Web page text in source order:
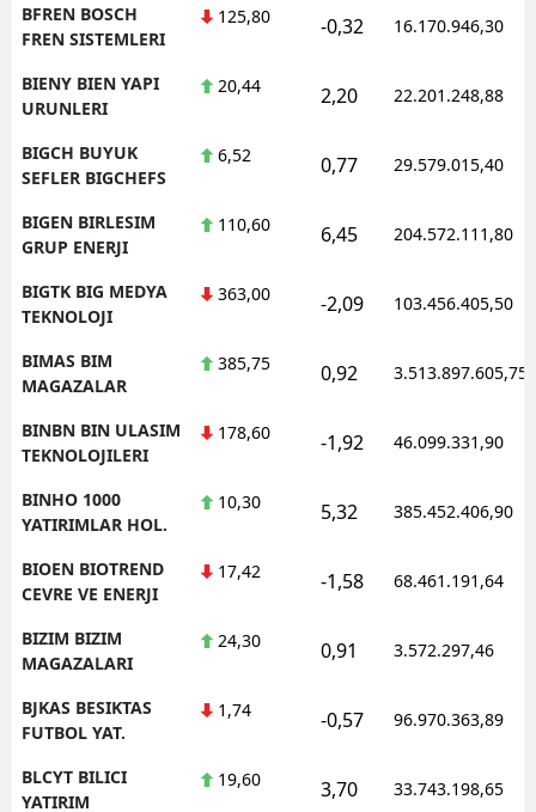
BFREN BOSCH
FREN SISTEMLERI
125,80 -0,32 16.170.946,30
BIENY BIEN YAPI
URUNLERI
20,44 2,20 22.201.248,88
BIGCH BUYUK
SEFLER BIGCHEFS
6,52 0,77 29.579.015,40
BIGEN BIRLESIM
GRUP ENERJI
110,60 6,45 204.572.111,80
BIGTK BIG MEDYA
TEKNOLOJI
363,00 -2,09 103.456.405,50
BIMAS BIM
MAGAZALAR
385,75 0,92 3.513.897.605,75
BINBN BIN ULASIM
TEKNOLOJILERI
178,60 -1,92 46.099.331,90
BINHO 1000
YATIRIMLAR HOL.
10,30 5,32 385.452.406,90
BIOEN BIOTREND
CEVRE VE ENERJI
17,42 -1,58 68.461.191,64
BIZIM BIZIM
MAGAZALARI
24,30 0,91 3.572.297,46
BJKAS BESIKTAS
FUTBOL YAT.
1,74 -0,57 96.970.363,89
BLCYT BILICI
YATIRIM
19,60 3,70 33.743.198,65